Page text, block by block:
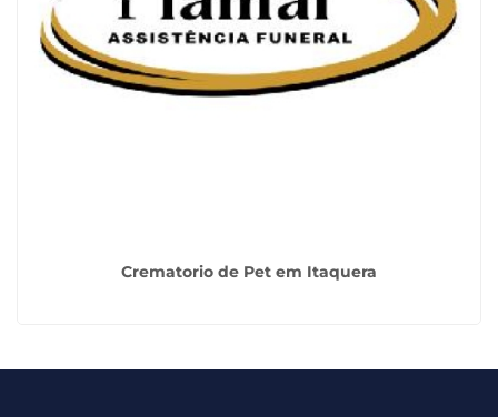
Crematorio de Pet em Itaquera